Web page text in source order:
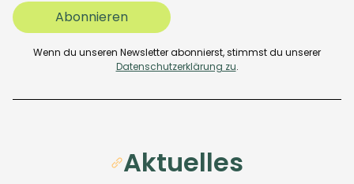
Wenn du unseren Newsletter abonnierst, stimmst du unserer
Datenschutzerklärung zu.
Aktuelles